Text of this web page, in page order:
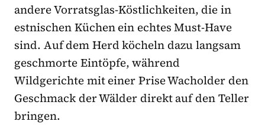
andere Vorratsglas-Köstlichkeiten, die in
estnischen Küchen ein echtes Must-Have
sind. Auf dem Herd köcheln dazu langsam
geschmorte Eintöpfe, während
Wildgerichte mit einer Prise Wacholder den
Geschmack der Wälder direkt auf den Teller
bringen.